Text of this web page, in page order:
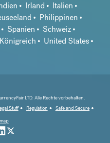
Irland
Italien
Philippinen
Spanien
Schweiz
United States
LTD. Alle Rechte vorbehalten.
Stuff Regulation
Safe and Secure